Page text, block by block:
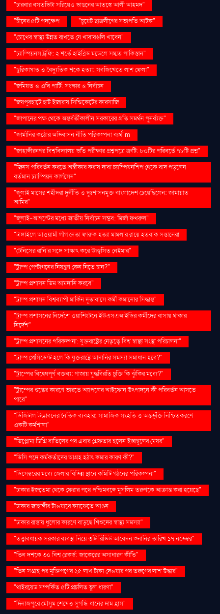
"চারবার বসতভিটা সরিয়েও ভাঙনের আতঙ্কে আলী আহমদ"
"চীনের ৫টি পদক্ষেপ
"চুয়েট ছাত্রলীগের সভাপতি আটক"
"চোখের স্বাস্থ্য উন্নত রাখতে যে খাবারগুলি খাবেন"
"চ্যাম্পিয়নস ট্রফি: ২ শর্তে হাইব্রিড মডেলে সম্মত পাকিস্তান"
"ছুরিকাঘাত ও বৈদ্যুতিক শকে হত্যা: সবজিখেতে লাশ ফেলা"
"জমিয়ত ও এবি পার্টি: সংস্কার ও নির্বাচন
"জয়পুরহাটে হাট ইজারায় সিন্ডিকেটের কারসাজি
"জাপানের পক্ষ থেকে অন্তর্বর্তীকালীন সরকারের প্রতি সমর্থন পুনর্ব্যক্ত"
"জার্মানির কঠোর অভিবাসন নীতি পরিকল্পনা ব্যর্থ"m
"জাহাঙ্গীরনগর বিশ্ববিদ্যালয় ভর্তি পরীক্ষার প্রশ্নপত্রে ত্রুটি: ৮০টির পরিবর্তে ৭৮টি প্রশ্ন"
"জিনস পরিবর্তন করতে অস্বীকার করায় দাবা চ্যাম্পিয়নশিপ থেকে বাদ পড়লেন
বর্তমান চ্যাম্পিয়ন কার্লসেন"
"জুলাই মাসের শহীদরা দুর্নীতি ও দুঃশাসনমুক্ত বাংলাদেশ চেয়েছিলেন: জামায়াত
আমির"
"জুলাই-আগস্টের মধ্যে জাতীয় নির্বাচন সম্ভব: মির্জা ফখরুল"
"টাঙ্গাইলে আওয়ামী লীগ নেতা ফারুক হত্যা মামলার রায়ে হতবাক সন্তানেরা
"টেনিসের রানি’র সঙ্গে সাক্ষাৎ করে উচ্ছ্বসিত নেইমার"
"ট্রাম্প পেন্টাগনের নিয়ন্ত্রণ কেন নিতে চান?"
"ট্রাম্প প্রশাসন ডিম আমদানি করবে"
"ট্রাম্প প্রশাসন বিশ্বব্যাপী মার্কিন দূতাবাসে কর্মী কমানোর সিদ্ধান্ত"
"ট্রাম্প প্রশাসনের নির্দেশে ওয়াশিংটনে ইউএসএআইডির কর্মীদের বাসায় থাকার
নির্দেশ"
"ট্রাম্প প্রশাসনের পরিকল্পনা: যুক্তরাষ্ট্রের নেতৃত্বে বিশ্ব স্বাস্থ্য সংস্থা পরিচালনা"
"ট্রাম্প প্রেসিডেন্ট হলে কি যুক্তরাষ্ট্রে আদানির সমস্যা সমাধান হবে?"
"ট্রাম্পের বিদ্বেষপূর্ণ বক্তব্য: গাজায় যুদ্ধবিরতি চুক্তি কি ঝুঁকির মধ্যে?"
"ট্রাম্পের শুল্কের কারণে ভারতে অ্যাপলের আইফোন উৎপাদনে কী পরিবর্তন আসতে
পারে"
"ডিজিটাল উদ্ভাবনের নৈতিক ব্যবহার: সামাজিক সংহতি ও অন্তর্ভুক্তি নিশ্চিতকরণে
একটি কর্মশালা"
"ডিপ্লোমা ডিগ্রি বাতিলের পর এবার গ্রেফতার হলেন ইস্তাম্বুলের মেয়র"
"ডিসি পদে কর্মকর্তাদের আগ্রহ হঠাৎ কমার কারণ কী?"
"ডিসেম্বরের মধ্যে জেলার বিভিন্ন স্থানে কমিটি গঠনের পরিকল্পনা"
"ঢাকার ইজতেমা থেকে ফেরার পথে পশ্চিমবঙ্গে মুসলিম তরুণকে আক্রান্ত করা হয়েছে"
"ঢাকার জাহাঙ্গীর টাওয়ারে ক্যাফেতে আগুন
"ঢাকার রাস্তায় ধুলোর কারণে বাড়ছে শিশুদের স্বাস্থ্য সমস্যা"
"তত্ত্বাবধায়ক সরকার ব্যবস্থা নিয়ে ৩টি রিভিউ আবেদন শুনানির তারিখ ১৭ নভেম্বর"
"তিন দশকে ৩০ বিশ্ব রেকর্ড: জাকেরের অসাধারণ কীর্তি"
"তিন সপ্তাহ পর মুক্তিপণের ২৫ লাখ টাকা দেওয়ার পর তরুণের লাশ উদ্ধার"
"থাইরয়েড সম্পর্কিত ৫টি প্রচলিত ভুল ধারণা"
"দিনাজপুরে মৌসুম শেষেও সুগন্ধি ধানের দাম হ্রাস"